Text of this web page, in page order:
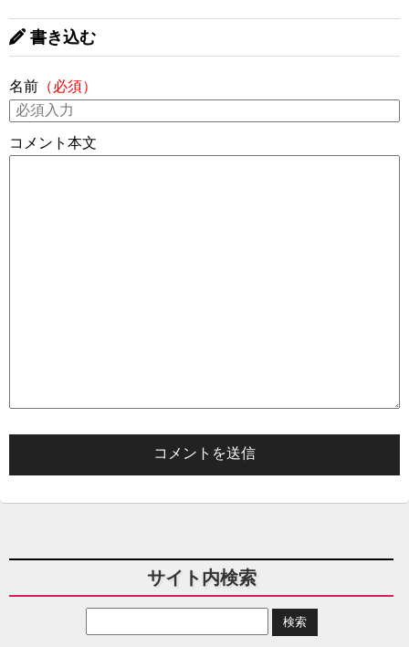
書き込む
名前 （必須）
コメント本文
サイト内検索